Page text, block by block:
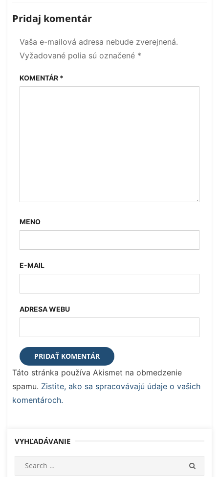
Pridaj komentár
Vaša e-mailová adresa nebude zverejnená.
Vyžadované polia sú označené *
KOMENTÁR *
MENO
E-MAIL
ADRESA WEBU
Táto stránka používa Akismet na obmedzenie
spamu. Zistite, ako sa spracovávajú údaje o vašich
komentároch.
VYHĽADÁVANIE